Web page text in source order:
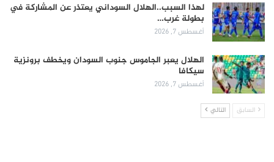
لهذا السبب..الهلال السوداني يعتذر عن المشاركة في
بطولة غرب…
أغسطس 7, 2026
الهلال يعبر الجاموس جنوب السودان ويخطف برونزية
سيكافا
أغسطس 7, 2026
السابق التالي